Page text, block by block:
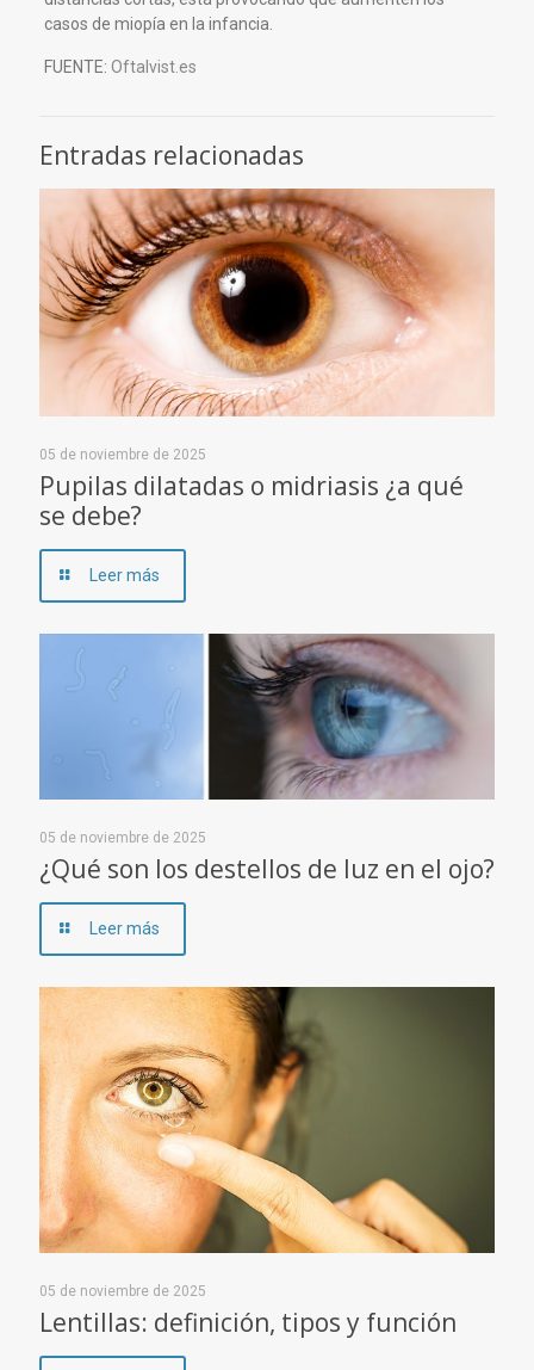
casos de miopía en la infancia.
FUENTE: Oftalvist.es
Entradas relacionadas
05 de noviembre de 2025
Pupilas dilatadas o midriasis ¿a qué
se debe?
Leer más
05 de noviembre de 2025
¿Qué son los destellos de luz en el ojo?
Leer más
05 de noviembre de 2025
Lentillas: definición, tipos y función